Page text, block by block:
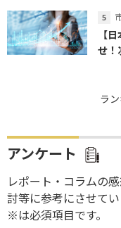
【
せ！
ラ
アンケート
レポート・コラムの
討等に参考にさせてい
※は必須項目です。